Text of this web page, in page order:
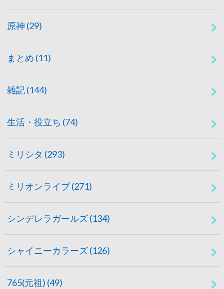
原神 (29)
まとめ (11)
雑記(144)
生活・役立ち (74)
ミリシタ (293)
ミリオンライブ(271)
シンデレラガールズ(134)
シャイニーカラーズ(126)
765(元祖) (49)